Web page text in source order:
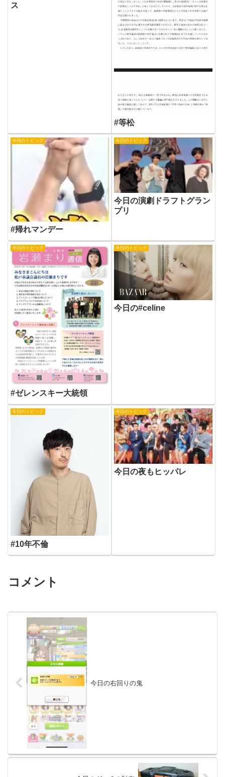
ス
#等松
今日のトピック
#帰れマンデー
今日のトピック
今日の演劇ドラフトグラン
プリ
今日のトピック
#ゼレンスキー大統領
今日のトピック
今日の#celine
今日のトピック
#10年不倫
今日のトピック
今日の夜もヒッパレ
コメント
今日の右回りの鬼